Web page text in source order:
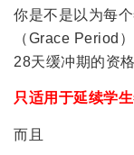
你是不是以为每
（Grace Period）
28天缓冲期的资
只适用于延续学
而且